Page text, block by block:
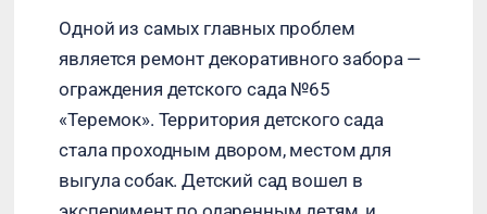
Одной из самых главных проблем
является ремонт декоративного забора —
ограждения детского сада №65
«Теремок». Территория детского сада
стала проходным двором, местом для
выгула собак. Детский сад вошел в